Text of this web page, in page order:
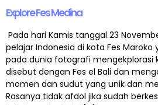
Explore Fes Medina
Pada hari Kamis tanggal 23
pelajar Indonesia di kota Fes
pada dunia fotografi mengekplorasi
disebut dengan Fes el Bali dan
momen dan sudut yang unik dan
Rasanya tidak afdol jika sudah